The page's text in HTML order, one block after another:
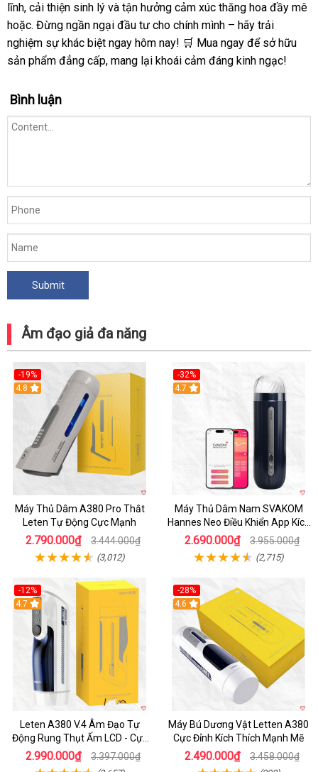
lĩnh, cải thiện sinh lý và tận hưởng cảm xúc thăng hoa đầy mê
hoặc. Đừng ngần ngại đầu tư cho chính mình – hãy trải
nghiệm sự khác biệt ngay hôm nay! 🛒 Mua ngay để sở hữu
sản phẩm đẳng cấp, mang lại khoái cảm đáng kinh ngạc!
Bình luận
Âm đạo giả đa năng
-19%
Hot
4.8
Máy Thủ Dâm A380 Pro Thắt
Leten Tự Động Cực Mạnh
2.790.000₫ 3.444.000₫
(3,012)
-32%
Hot
4.7
Máy Thủ Dâm Nam SVAKOM
Hannes Neo Điều Khiển App Kích
Thích
2.690.000₫ 3.955.000₫
(2,715)
-12%
Hot
4.7
Leten A380 V.4 Âm Đạo Tự
Động Rung Thụt Ấm LCD - Cực
Phê
2.990.000₫ 3.397.000₫
-28%
Hot
4.6
Máy Bú Dương Vật Letten A380
Cực Đỉnh Kích Thích Mạnh Mẽ
2.490.000₫ 3.458.000₫